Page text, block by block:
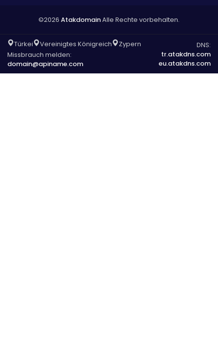
©2026 AtakdomainAlle Rechte vorbehalten.
Türkei Vereinigtes Königreich
Zypern
Missbrauch melden:
domain@apiname.com
DNS:
tr.atakdns.com
eu.atakdns.com